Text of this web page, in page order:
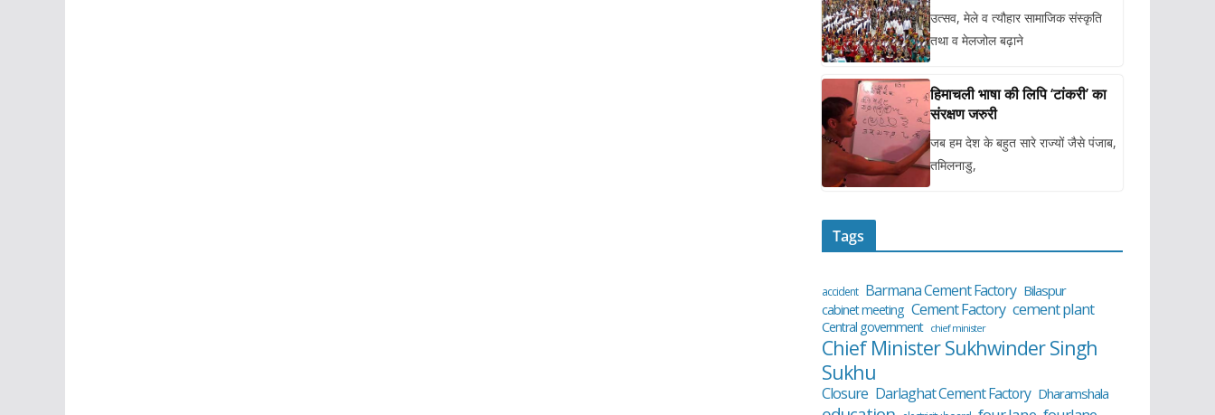
उत्सव, मेले व त्यौहार सामाजिक संस्कृति
तथा व मेलजोल बढ़ाने
हिमाचली भाषा की लिपि ‘टांकरी’ का
संरक्षण जरुरी
जब हम देश के बहुत सारे राज्यों जैसे पंजाब,
तमिलनाडु,
Tags
accident Barmana Cement Factory Bilaspur
cabinet meeting Cement Factory cement plant
Central government chief minister
Chief Minister Sukhwinder Singh
Sukhu
Closure Darlaghat Cement Factory Dharamshala